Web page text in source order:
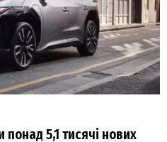
понад 5,1 тисячі нових